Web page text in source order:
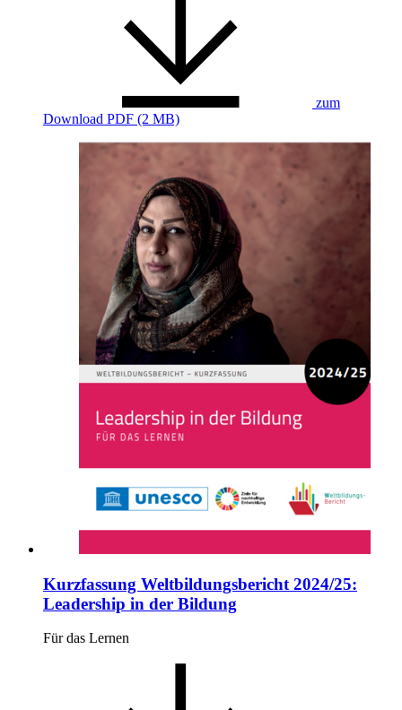
zum
Download PDF (2 MB)
Kurzfassung Weltbildungsbericht 2024/25:
Leadership in der Bildung
Für das Lernen